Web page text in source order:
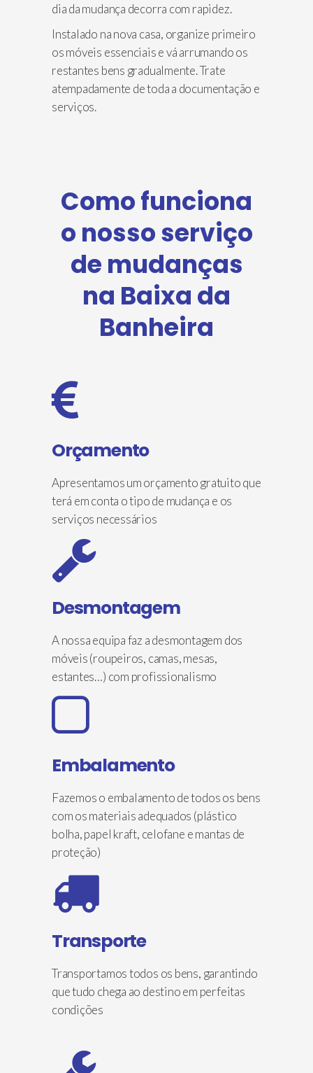
dia da mudança decorra com rapidez.
Instalado na nova casa, organize primeiro
os móveis essenciais e vá arrumando os
restantes bens gradualmente. Trate
atempadamente de toda a documentação e
serviços.
Como funciona
o nosso serviço
de mudanças
na Baixa da
Banheira
Orçamento
Apresentamos um orçamento gratuito que
terá em conta o tipo de mudança e os
serviços necessários
Desmontagem
A nossa equipa faz a desmontagem dos
móveis (roupeiros, camas, mesas,
estantes…) com profissionalismo
Embalamento
Fazemos o embalamento de todos os bens
com os materiais adequados (plástico
bolha, papel kraft, celofane e mantas de
proteção)
Transporte
Transportamos todos os bens, garantindo
que tudo chega ao destino em perfeitas
condições